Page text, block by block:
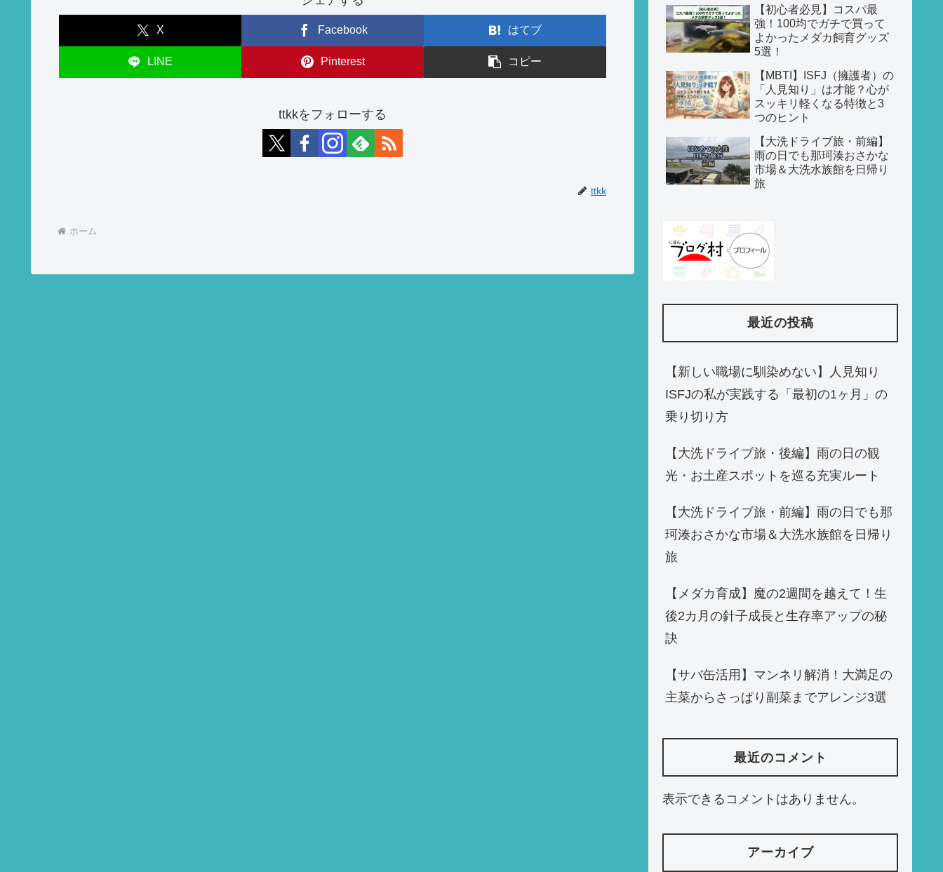
X Facebook はてブ
LINE Pinterest コピー
ttkkをフォローする
ttkk
ホーム
【初心者必見】コスパ最
強！100均でガチで買って
よかったメダカ飼育グッズ
5選！
【MBTI】ISFJ（擁護者）の
「人見知り」は才能？心が
スッキリ軽くなる特徴と3
つのヒント
【大洗ドライブ旅・前編】
雨の日でも那珂湊おさかな
市場＆大洗水族館を日帰り
旅
最近の投稿
【新しい職場に馴染めない】人見知り
ISFJの私が実践する「最初の1ヶ月」の
乗り切り方
【大洗ドライブ旅・後編】雨の日の観
光・お土産スポットを巡る充実ルート
【大洗ドライブ旅・前編】雨の日でも那
珂湊おさかな市場＆大洗水族館を日帰り
旅
【メダカ育成】魔の2週間を越えて！生
後2カ月の針子成長と生存率アップの秘
訣
【サバ缶活用】マンネリ解消！大満足の
主菜からさっぱり副菜までアレンジ3選
最近のコメント
表示できるコメントはありません。
アーカイブ